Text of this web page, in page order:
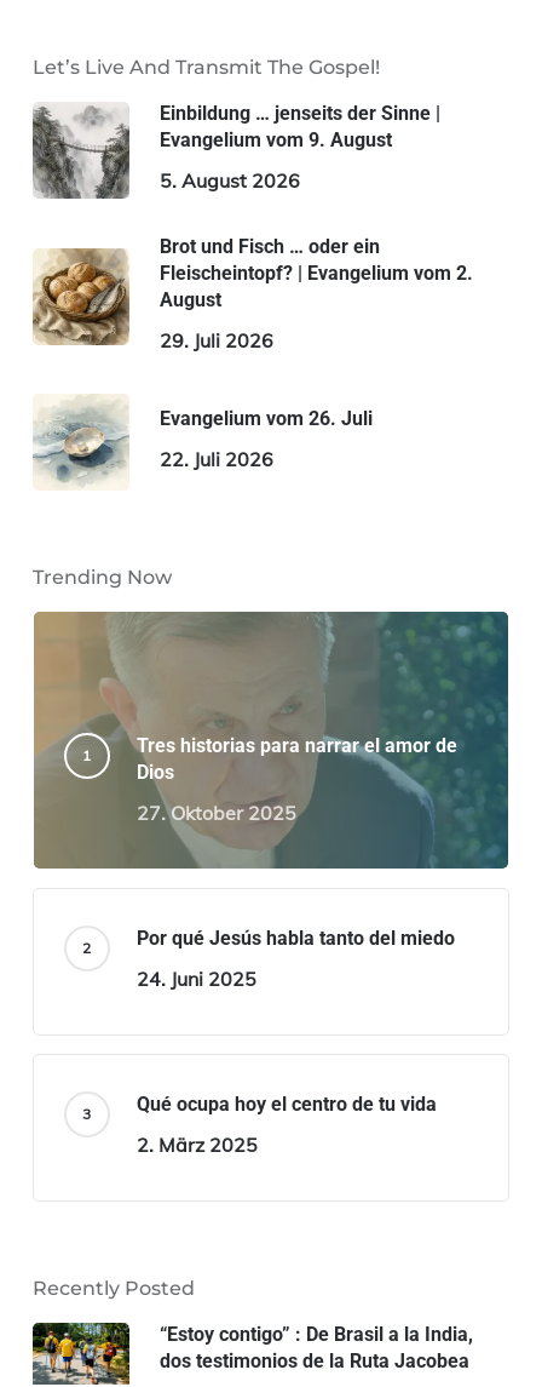
Let’s Live And Transmit The Gospel!
Einbildung … jenseits der Sinne |
Evangelium vom 9. August
5. August 2026
Brot und Fisch … oder ein
Fleischeintopf? | Evangelium vom 2.
August
29. Juli 2026
Evangelium vom 26. Juli
22. Juli 2026
Trending Now
Tres historias para narrar el amor de
Dios
27. Oktober 2025
Por qué Jesús habla tanto del miedo
24. Juni 2025
Qué ocupa hoy el centro de tu vida
2. März 2025
Recently Posted
“Estoy contigo” : De Brasil a la India,
dos testimonios de la Ruta Jacobea